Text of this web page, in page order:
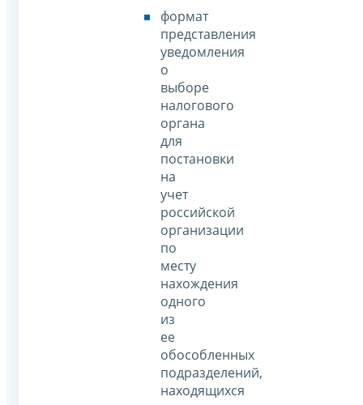
формат
представления
уведомления
о
выборе
налогового
органа
для
постановки
на
учет
российской
организации
по
месту
нахождения
одного
из
ее
обособленных
подразделений,
находящихся